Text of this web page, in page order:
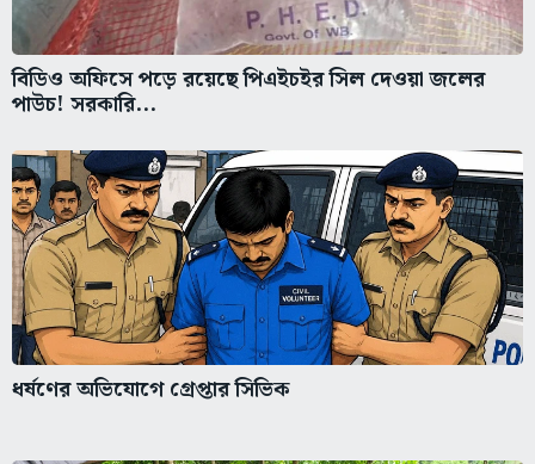
বিডিও অফিসে পড়ে রয়েছে পিএইচইর সিল দেওয়া জলের
পাউচ! সরকারি...
ধর্ষণের অভিযোগে গ্রেপ্তার সিভিক